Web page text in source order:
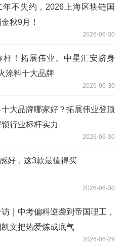
年不失约，2026上海区块链国
秋9月！
2026-06-30
杆！拓展伟业、中星汇安跻身
涂料十大品牌
2026-06-30
十大品牌哪家好？拓展伟业登顶
行业标杆实力
2026-06-30
好，这3款最值得买
2026-06-30
｜中考偏科逆袭到帝国理工，
文把热爱炼成底气
2026-06-29